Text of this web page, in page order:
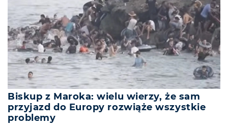
Biskup z Maroka: wielu wierzy, że sam
przyjazd do Europy rozwiąże wszystkie
problemy